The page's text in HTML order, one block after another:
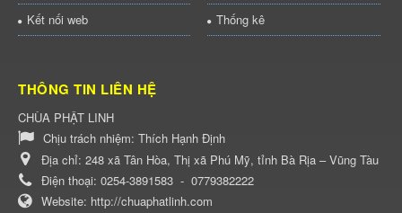
Kết nối web
Thống kê
THÔNG TIN LIÊN HỆ
CHÙA PHẬT LINH
Chịu trách nhiệm: Thích Hạnh Định
Địa chỉ: 248 xã Tân Hòa, Thị xã Phú Mỹ, tỉnh Bà Rịa – Vũng Tàu
Điện thoại: 0254-3891583 - 0779382222
Website: http://chuaphatlinh.com